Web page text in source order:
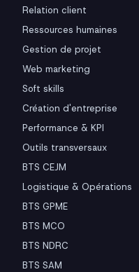
Relation client
Ressources humaines
Gestion de projet
Web marketing
Soft skills
Création d'entreprise
Performance & KPI
Outils transversaux
BTS CEJM
Logistique & Opérations
BTS GPME
BTS MCO
BTS NDRC
BTS SAM